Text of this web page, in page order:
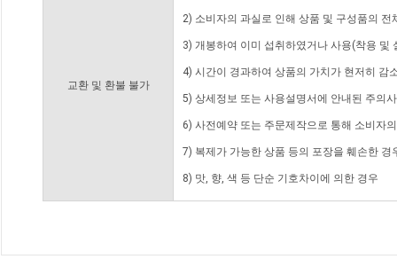
교환 및 환불 불가
2) 소비자의 과실로 인해 상품 및 구성품의
3) 개봉하여 이미 섭취하였거나 사용(착용 및
4) 시간이 경과하여 상품의 가치가 현저히 감
5) 상세정보 또는 사용설명서에 안내된 주의
6) 사전예약 또는 주문제작으로 통해 소비자
7) 복제가 가능한 상품 등의 포장을 훼손한 경
8) 맛, 향, 색 등 단순 기호차이에 의한 경우